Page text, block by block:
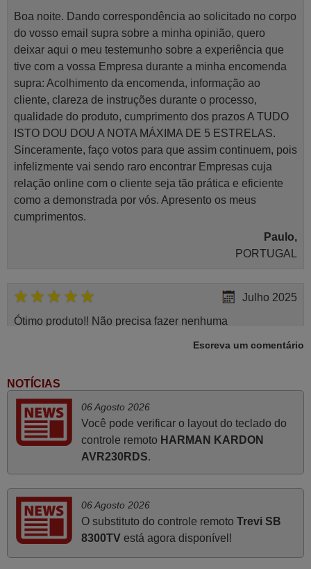
Boa noite. Dando correspondência ao solicitado no corpo
do vosso email supra sobre a minha opinião, quero
deixar aqui o meu testemunho sobre a experiência que
tive com a vossa Empresa durante a minha encomenda
supra: Acolhimento da encomenda, informação ao
cliente, clareza de instruções durante o processo,
qualidade do produto, cumprimento dos prazos A TUDO
ISTO DOU DOU A NOTA MÁXIMA DE 5 ESTRELAS.
Sinceramente, faço votos para que assim continuem, pois
infelizmente vai sendo raro encontrar Empresas cuja
relação online com o cliente seja tão prática e eficiente
como a demonstrada por vós. Apresento os meus
cumprimentos.
Paulo,
PORTUGAL
Julho 2025
Ótimo produto!! Não precisa fazer nenhuma
Novembro 2025
Muito atenciosos. Funciona na perfeição. Obrigado
Julho 2025
A funcionar de imediato. 100%. Obrigado
Escreva um comentário
NOTÍCIAS
06 Agosto 2026
Você pode verificar o layout do teclado do
controle remoto HARMAN KARDON
AVR230RDS.
06 Agosto 2026
O substituto do controle remoto Trevi SB
8300TVestá agora disponível!